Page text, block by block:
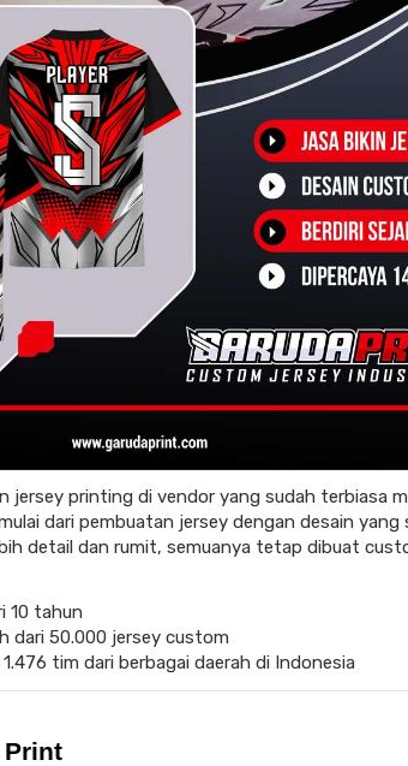
jersey printing di vendor yang sudah terbiasa
dari pembuatan jersey dengan desain yang
detail dan rumit, semuanya tetap dibuat
10 tahun
dari 50.000 jersey custom
tim dari berbagai daerah di Indonesia
Print